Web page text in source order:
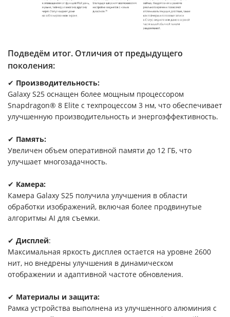
Подведём итог. Отличия от предыдущего
поколения:
✔ Производительность:
Galaxy S25 оснащен более мощным процессором
Snapdragon® 8 Elite с техпроцессом 3 нм, что обеспечивает
улучшенную производительность и энергоэффективность.
✔ Память:
Увеличен объем оперативной памяти до 12 ГБ, что
улучшает многозадачность.
✔ Камера:
Камера Galaxy S25 получила улучшения в области
обработки изображений, включая более продвинутые
алгоритмы AI для съемки.
✔ Дисплей:
Максимальная яркость дисплея остается на уровне 2600
нит, но внедрены улучшения в динамическом
отображении и адаптивной частоте обновления.
✔ Материалы и защита:
Рамка устройства выполнена из улучшенного алюминия с